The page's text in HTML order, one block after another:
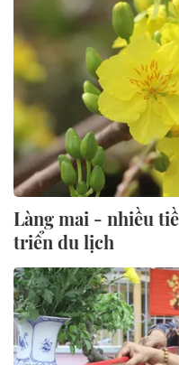
Làng mai - nhiều
triển du lịch